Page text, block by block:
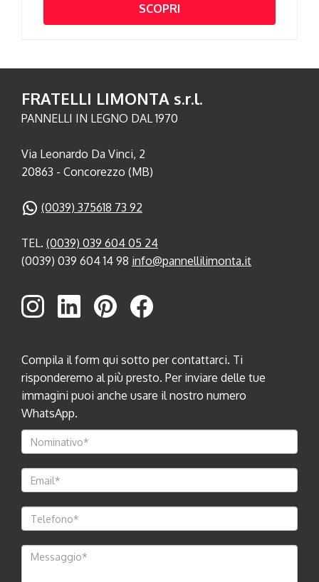
SCOPRI
FRATELLI LIMONTA s.r.l.
PANNELLI IN LEGNO DAL 1970
Via Leonardo Da Vinci, 2
20863 - Concorezzo (MB)
(0039) 375618 73 92
TEL. (0039) 039 604 05 24
(0039) 039 604 14 98 info@pannellilimonta.it
Compila il form qui sotto per contattarci. Ti
risponderemo al più presto. Per inviare delle tue
immagini puoi anche usare il nostro numero
WhatsApp.